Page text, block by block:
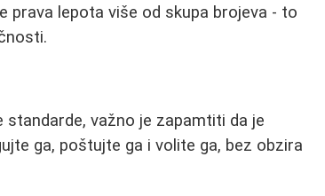
prava lepota više od skupa brojeva - to
važno je zapamtiti da je
ga, poštujte ga i volite ga, bez obzira